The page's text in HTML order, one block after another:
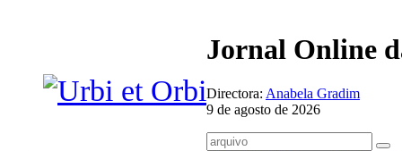
Jornal Online
Directora: Anabela Gradim
9 de agosto de 2026